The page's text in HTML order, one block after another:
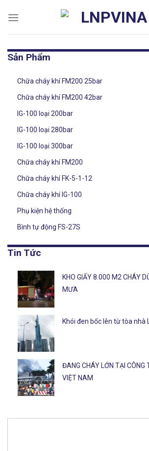
Sản Phẩm
Chữa cháy khí FM200 25bar
Chữa cháy khí FM200 42bar
IG-100 loại 200bar
IG-100 loại 280bar
IG-100 loại 300bar
Chữa cháy khí FM200
Chữa cháy khí FK-5-1-12
Chữa cháy khí IG-100
Phụ kiện hệ thống
Bình tự động FS-27S
Tin Tức
KHO GIẤY 8.000 M2 CHÁY
MƯA
Khói đen bốc lên từ tòa nhà
ĐANG CHÁY LỚN TẠI CÔNG
VIỆT NAM